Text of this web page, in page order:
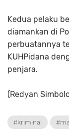
Kedua pelaku
diamankan di
perbuatannya
KUHPidana
penjara.
(Redyan
#kriminal